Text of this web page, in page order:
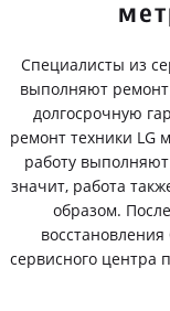
Специалисты из
выполняют
долгосрочную
ремонт техники LG
работу
значит, работа
образом.
сервисного центра